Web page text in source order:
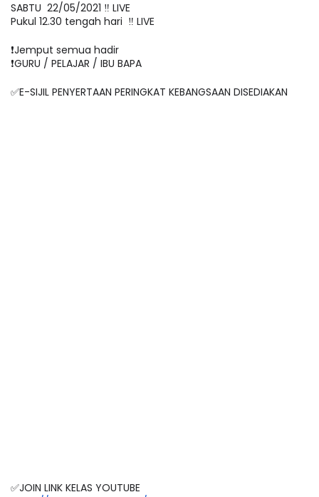
SABTU  22/05/2021 ‼️ LIVE
Pukul 12.30 tengah hari  ‼️ LIVE
❗️Jemput semua hadir
❗️GURU / PELAJAR / IBU BAPA
✅E-SIJIL PENYERTAAN PERINGKAT KEBANGSAAN DISEDIAKAN
✅JOIN LINK KELAS YOUTUBE